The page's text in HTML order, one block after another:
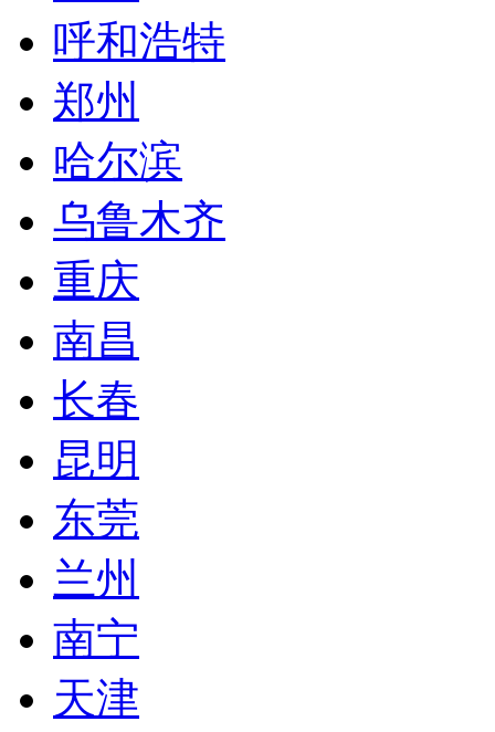
呼和浩特
郑州
哈尔滨
乌鲁木齐
重庆
南昌
长春
昆明
东莞
兰州
南宁
天津